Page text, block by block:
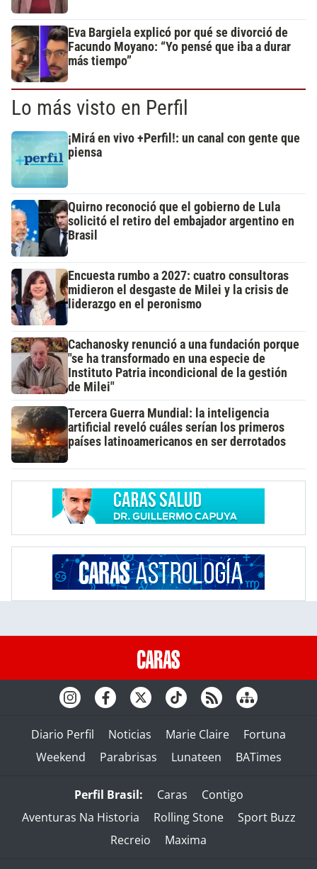
Eva Bargiela explicó por qué se divorció de
Facundo Moyano: “Yo pensé que iba a durar
más tiempo”
Lo más visto en Perfil
¡Mirá en vivo +Perfil!: un canal con gente que
piensa
Quirno reconoció que el gobierno de Lula
solicitó el retiro del embajador argentino en
Brasil
Encuesta rumbo a 2027: cuatro consultoras
midieron el desgaste de Milei y la crisis de
liderazgo en el peronismo
Cachanosky renunció a una fundación porque
"se ha transformado en una especie de
Instituto Patria incondicional de la gestión
de Milei"
Tercera Guerra Mundial: la inteligencia
artificial reveló cuáles serían los primeros
países latinoamericanos en ser derrotados
Diario Perfil Noticias Marie Claire
Fortuna
Weekend
Parabrisas Lunateen BATimes
Perfil Brasil: Caras
Contigo
Aventuras Na Historia
Rolling Stone
Sport Buzz
Recreio
Maxima